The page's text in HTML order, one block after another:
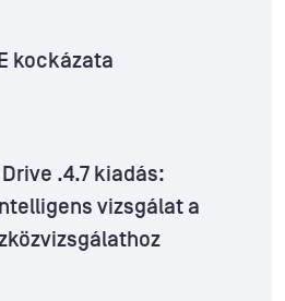
kockázata
.4.7 kiadás:
vizsgálat a